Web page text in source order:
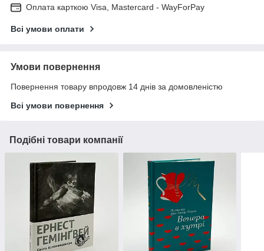
Оплата карткою Visa, Mastercard - WayForPay
Всі умови оплати
Умови повернення
Повернення товару впродовж 14 днів за домовленістю
Всі умови повернення
Подібні товари компанії